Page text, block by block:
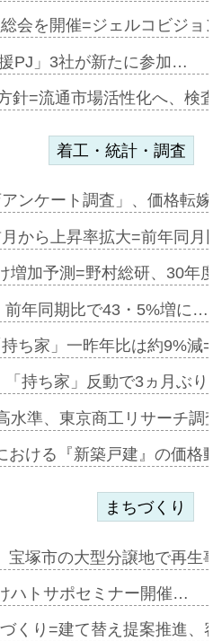
会を開催=ジェルコビジ
PJ」3社が新たに参加…
針=流通市場活性化へ、検
着工・統計・調査
ンケート調査」、価格転
から上昇率拡大=前年同
増加予測=野村総研、30年
前年同期比で43・5%増に…
ち家」一昨年比は約9%
「持ち家」反動で3ヵ月ぶ
水準、東京商工リサーチ
おける『新築戸建』の価
まちづくり
宝塚市の大型分譲地で再
ハトサポセミナー開催…
くり=建て替え提案推進